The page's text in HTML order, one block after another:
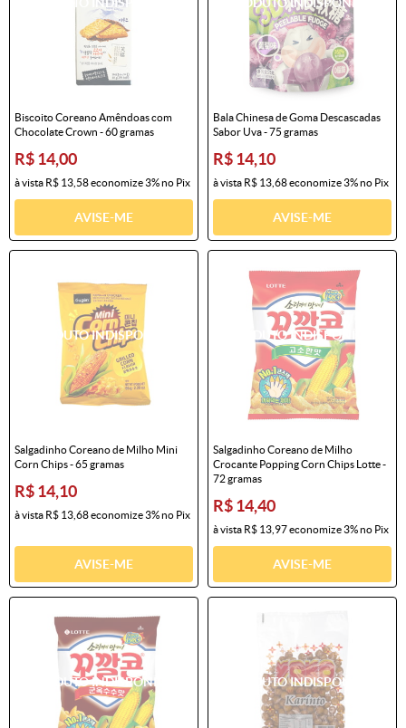
Biscoito Coreano Amêndoas com
Chocolate Crown - 60 gramas
R$ 14,00
à vista R$ 13,58economize3%no Pix
AVISE-ME
Bala Chinesa de Goma Descascadas
Sabor Uva - 75 gramas
R$ 14,10
à vista R$ 13,68economize3%no Pix
AVISE-ME
Salgadinho Coreano de Milho Mini
Corn Chips - 65 gramas
R$ 14,10
à vista R$ 13,68economize3%no Pix
AVISE-ME
Salgadinho Coreano de Milho
Crocante Popping Corn Chips Lotte -
72 gramas
R$ 14,40
à vista R$ 13,97economize3%no Pix
AVISE-ME